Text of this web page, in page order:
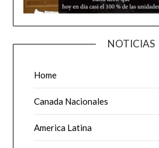
NOTICIAS
Home
Canada Nacionales
America Latina